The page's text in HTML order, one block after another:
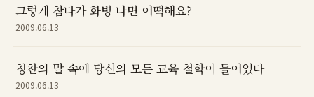
그렇게 참다가 화병 나면 어떡해요?
2009.06.13
칭찬의 말 속에 당신의 모든 교육 철학이 들어있다
2009.06.13